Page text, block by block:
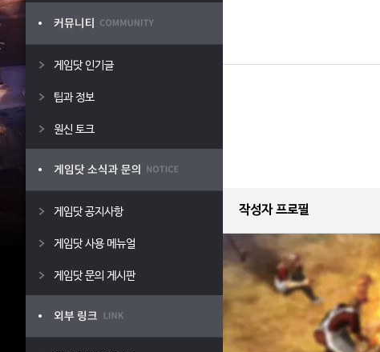
게임닷 인기글
팁과 정보
원신 토크
게임닷 공지사항
게임닷 사용 메뉴얼
게임닷 문의 게시판
작성자 프로필